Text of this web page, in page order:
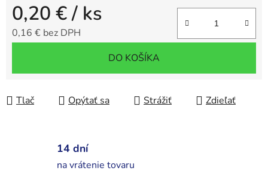
0,20 €/ ks
0,16 € bez DPH
DO KOŠÍKA
Tlač Opýtať sa Strážiť Zdieľať
14 dní
na vrátenie tovaru